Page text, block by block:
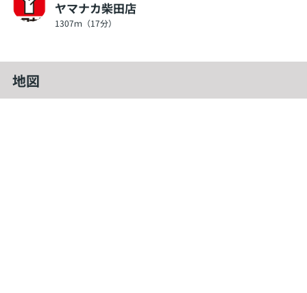
ヤマナカ柴田店
1307ｍ（17分）
地図